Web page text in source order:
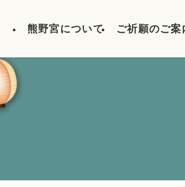
熊野宮について ご祈願のご案